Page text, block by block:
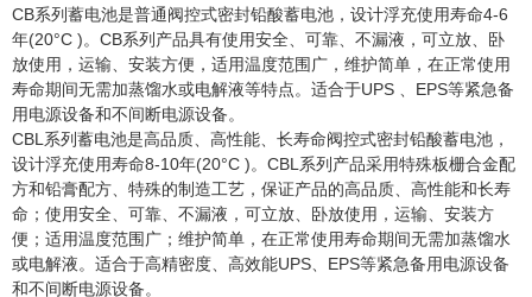
CB系列蓄电池是普通阀控式密封铅酸蓄电池，设计浮充使用寿命4-6
年(20°C )。CB系列产品具有使用安全、可靠、不漏液，可立放、卧
放使用，运输、安装方便，适用温度范围广，维护简单，在正常使用
寿命期间无需加蒸馏水或电解液等特点。适合于UPS 、EPS等紧急备
用电源设备和不间断电源设备。
CBL系列蓄电池是高品质、高性能、长寿命阀控式密封铅酸蓄电池，
设计浮充使用寿命8-10年(20°C )。CBL系列产品采用特殊板栅合金配
方和铅膏配方、特殊的制造工艺，保证产品的高品质、高性能和长寿
命；使用安全、可靠、不漏液，可立放、卧放使用，运输、安装方
便；适用温度范围广；维护简单，在正常使用寿命期间无需加蒸馏水
或电解液。适合于高精密度、高效能UPS、EPS等紧急备用电源设备
和不间断电源设备。